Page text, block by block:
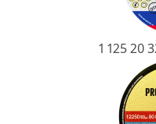
1 125 20